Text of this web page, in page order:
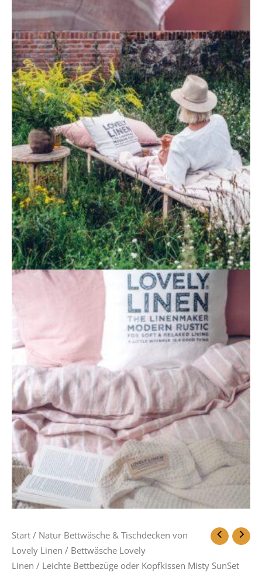
Start / Natur Bettwäsche & Tischdecken von
Lovely Linen / Bettwäsche Lovely
Linen / Leichte Bettbezüge oder Kopfkissen Misty SunSet